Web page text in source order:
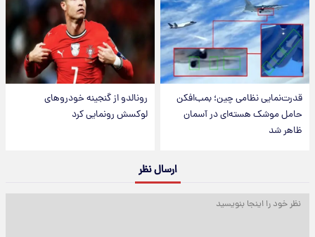
قدرت‌نمایی نظامی چین؛ بمب‌افکن
حامل موشک هسته‌ای در آسمان
ظاهر شد
رونالدو از گنجینه خودروهای
لوکسش رونمایی کرد
ارسال نظر